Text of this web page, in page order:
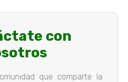
con
que comparte la